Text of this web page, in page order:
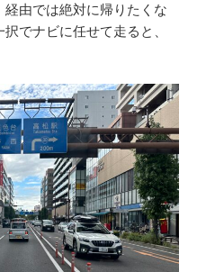
由では絶対に帰りたくな
でナビに任せて走ると、